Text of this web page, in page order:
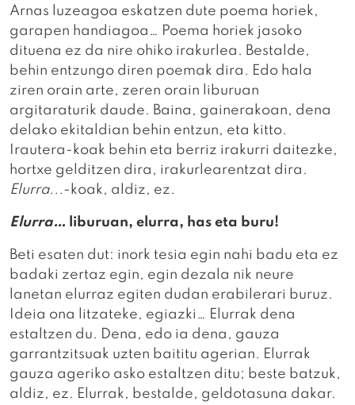
Arnas luzeagoa eskatzen dute poema horiek,
garapen handiagoa… Poema horiek jasoko
dituena ez da nire ohiko irakurlea. Bestalde,
behin entzungo diren poemak dira. Edo hala
ziren orain arte, zeren orain liburuan
argitaraturik daude. Baina, gainerakoan, dena
delako ekitaldian behin entzun, eta kitto.
Irautera-koak behin eta berriz irakurri daitezke,
hortxe gelditzen dira, irakurlearentzat dira.
Elurra...-koak, aldiz, ez.
Elurra… liburuan, elurra, has eta buru!
Beti esaten dut: inork tesia egin nahi badu eta ez
badaki zertaz egin, egin dezala nik neure
lanetan elurraz egiten dudan erabilerari buruz.
Ideia ona litzateke, egiazki… Elurrak dena
estaltzen du. Dena, edo ia dena, gauza
garrantzitsuak uzten baititu agerian. Elurrak
gauza ageriko asko estaltzen ditu; beste batzuk,
aldiz, ez. Elurrak, bestalde, geldotasuna dakar.